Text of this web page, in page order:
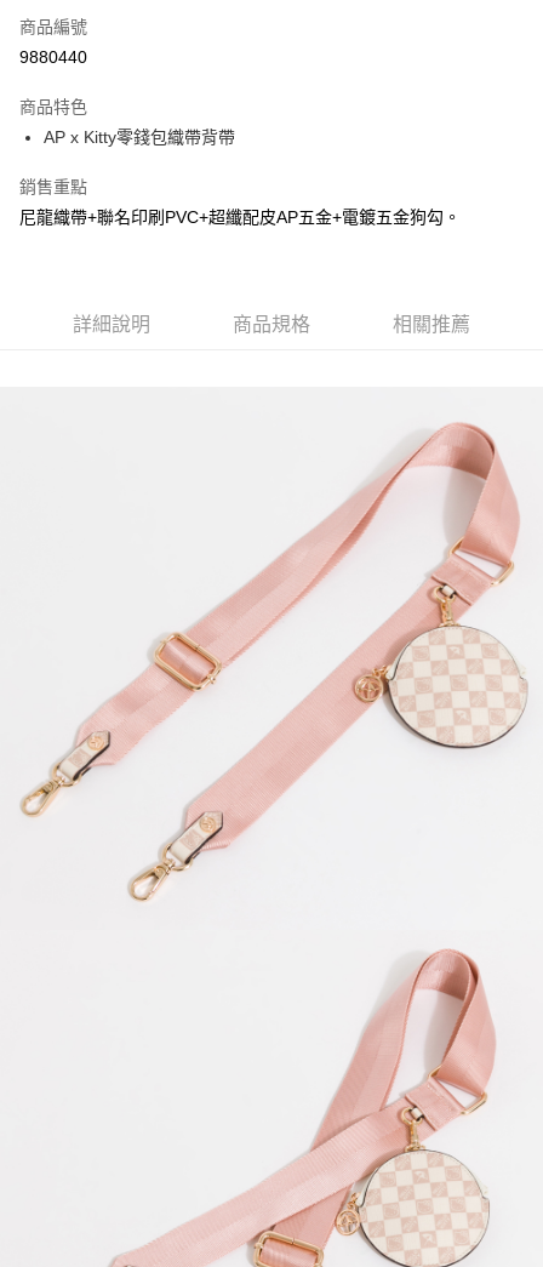
２．便利：只要手機號碼，簡訊認證，即可結帳。
３．安心：先確認商品／服務後，再付款。
【「AFTEE先享後付」結帳流程】
１．於結帳方式選擇「AFTEE先享後付」後，將跳轉至「AFTEE先享後付」
結帳頁面，進行簡訊認證並確認金額後，即可完成結帳。
３．收到繳費通知簡訊後14天內，點擊此簡訊中的連結，可透過四大超商／
※ 請注意：結帳手續完成當下不需立刻繳費，但若您需要取消訂單，請聯絡
是否繳費成功／繳費後需取消欲退款等相關疑問，請聯繫「AFTEE先享後付
客戶支援中心」https://netprotections.freshdesk.com/support/home
易，需依本服務之必要範圍內提供個人資料，並將交易相關給付款項請求債
３．未成年的使用者請事先徵得法定代理人或監護人之同意方可使用
「AFTEE先享後付」，若未經同意申辦者引起之損失，本公司不負相關責
４．使用「AFTEE先享後付」時，將依據個別帳號之用戶狀況，依本公司即
時審查核予不同之上限額度；若仍有額度不足之情形，本公司將視審查結果
５．嚴禁一人註冊多個帳號或使用他人資訊註冊。若發現惡意使用之情形，
恩沛科技股份有限公司將有權停止該用戶之使用額度並採取法律行動。
運送方式
全家取貨付款
7-11取貨付款
宅配
每筆NT$100
商品編號
9880440
商品特色
AP x Kitty零錢包織帶背帶
銷售重點
尼龍織帶+聯名印刷PVC+超纖配皮AP五金+電鍍五金狗勾。
詳細說明 商品規格 相關推薦